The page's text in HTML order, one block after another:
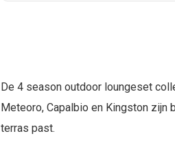
De 4 season outdoor loungeset
Meteoro, Capalbio en Kingston zijn
terras past.